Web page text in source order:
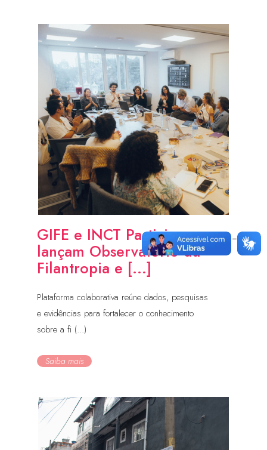
GIFE e INCT Participa
lançam Observatório da
Filantropia e [...]
Plataforma colaborativa reúne dados, pesquisas
e evidências para fortalecer o conhecimento
sobre a fi (...)
Saiba mais